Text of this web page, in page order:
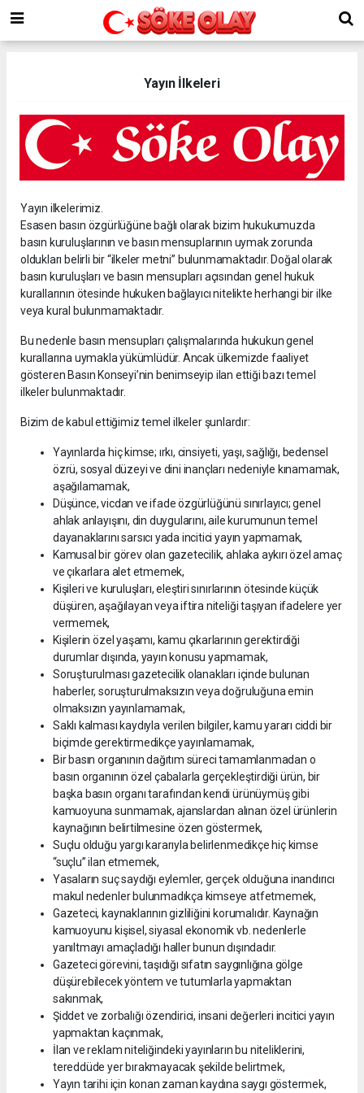
Yayın İlkeleri
Yayın ilkelerimiz.
Esasen basın özgürlüğüne bağlı olarak bizim hukukumuzda
basın kuruluşlarının ve basın mensuplarının uymak zorunda
oldukları belirli bir “ilkeler metni” bulunmamaktadır. Doğal olarak
basın kuruluşları ve basın mensupları açısından genel hukuk
kurallarının ötesinde hukuken bağlayıcı nitelikte herhangi bir ilke
veya kural bulunmamaktadır.
Bu nedenle basın mensupları çalışmalarında hukukun genel
kurallarına uymakla yükümlüdür. Ancak ülkemizde faaliyet
gösteren Basın Konseyi’nin benimseyip ilan ettiği bazı temel
ilkeler bulunmaktadır.
Bizim de kabul ettiğimiz temel ilkeler şunlardır:
Yayınlarda hiç kimse; ırkı, cinsiyeti, yaşı, sağlığı, bedensel
özrü, sosyal düzeyi ve dini inançları nedeniyle kınamamak,
aşağılamamak,
Düşünce, vicdan ve ifade özgürlüğünü sınırlayıcı; genel
ahlak anlayışını, din duygularını, aile kurumunun temel
dayanaklarını sarsıcı yada incitici yayın yapmamak,
Kamusal bir görev olan gazetecilik, ahlaka aykırı özel amaç
ve çıkarlara alet etmemek,
Kişileri ve kuruluşları, eleştiri sınırlarının ötesinde küçük
düşüren, aşağılayan veya iftira niteliği taşıyan ifadelere yer
vermemek,
Kişilerin özel yaşamı, kamu çıkarlarının gerektirdiği
durumlar dışında, yayın konusu yapmamak,
Soruşturulması gazetecilik olanakları içinde bulunan
haberler, soruşturulmaksızın veya doğruluğuna emin
olmaksızın yayınlamamak,
Saklı kalması kaydıyla verilen bilgiler, kamu yararı ciddi bir
biçimde gerektirmedikçe yayınlamamak,
Bir basın organının dağıtım süreci tamamlanmadan o
basın organının özel çabalarla gerçekleştirdiği ürün, bir
başka basın organı tarafından kendi ürünüymüş gibi
kamuoyuna sunmamak, ajanslardan alınan özel ürünlerin
kaynağının belirtilmesine özen göstermek,
Suçlu olduğu yargı kararıyla belirlenmedikçe hiç kimse
“suçlu” ilan etmemek,
Yasaların suç saydığı eylemler, gerçek olduğuna inandırıcı
makul nedenler bulunmadıkça kimseye atfetmemek,
Gazeteci, kaynaklarının gizliliğini korumalıdır. Kaynağın
kamuoyunu kişisel, siyasal ekonomik vb. nedenlerle
yanıltmayı amaçladığı haller bunun dışındadır.
Gazeteci görevini, taşıdığı sıfatın saygınlığına gölge
düşürebilecek yöntem ve tutumlarla yapmaktan
sakınmak,
Şiddet ve zorbalığı özendirici, insani değerleri incitici yayın
yapmaktan kaçınmak,
İlan ve reklam niteliğindeki yayınların bu niteliklerini,
tereddüde yer bırakmayacak şekilde belirtmek,
Yayın tarihi için konan zaman kaydına saygı göstermek,